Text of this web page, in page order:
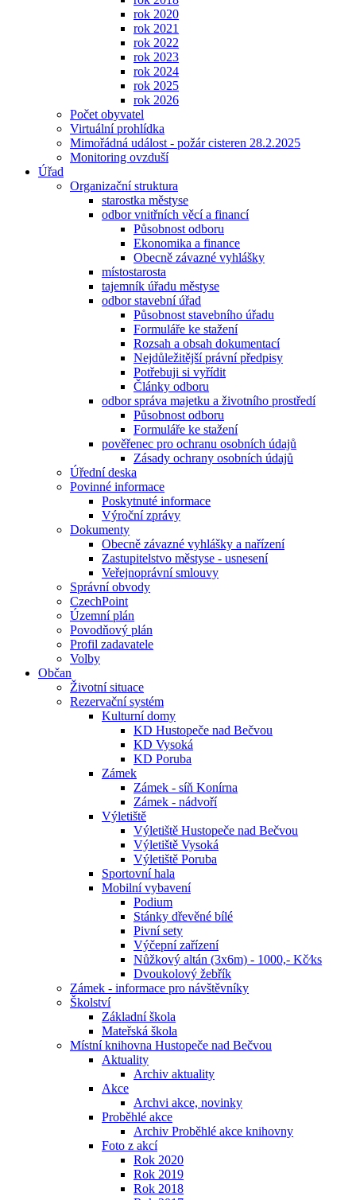
rok 2020
rok 2021
rok 2022
rok 2023
rok 2024
rok 2025
rok 2026
Počet obyvatel
Virtuální prohlídka
Mimořádná událost - požár cisteren 28.2.2025
Monitoring ovzduší
Úřad
Organizační struktura
starostka městyse
odbor vnitřních věcí a financí
Působnost odboru
Ekonomika a finance
Obecně závazné vyhlášky
místostarosta
tajemník úřadu městyse
odbor stavební úřad
Působnost stavebního úřadu
Formuláře ke stažení
Rozsah a obsah dokumentací
Nejdůležitější právní předpisy
Potřebuji si vyřídit
Články odboru
odbor správa majetku a životního prostředí
Působnost odboru
Formuláře ke stažení
pověřenec pro ochranu osobních údajů
Zásady ochrany osobních údajů
Úřední deska
Povinné informace
Poskytnuté informace
Výroční zprávy
Dokumenty
Obecně závazné vyhlášky a nařízení
Zastupitelstvo městyse - usnesení
Veřejnoprávní smlouvy
Správní obvody
CzechPoint
Územní plán
Povodňový plán
Profil zadavatele
Volby
Občan
Životní situace
Rezervační systém
Kulturní domy
KD Hustopeče nad Bečvou
KD Vysoká
KD Poruba
Zámek
Zámek - síň Konírna
Zámek - nádvoří
Výletiště
Výletiště Hustopeče nad Bečvou
Výletiště Vysoká
Výletiště Poruba
Sportovní hala
Mobilní vybavení
Podium
Stánky dřevěné bílé
Pivní sety
Výčepní zařízení
Nůžkový altán (3x6m) - 1000,- Kč⁄ks
Dvoukolový žebřík
Zámek - informace pro návštěvníky
Školství
Základní škola
Mateřská škola
Místní knihovna Hustopeče nad Bečvou
Aktuality
Archiv aktuality
Akce
Archvi akce, novinky
Proběhlé akce
Archiv Proběhlé akce knihovny
Foto z akcí
Rok 2020
Rok 2019
Rok 2018